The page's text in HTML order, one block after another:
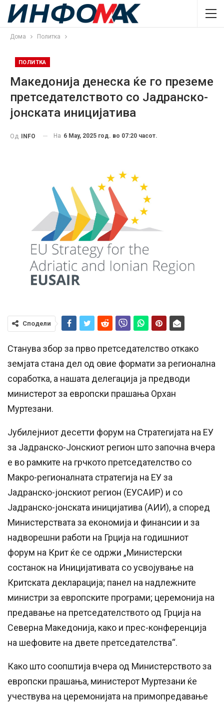
Дома Политка
ПОЛИТКА
Македонија денеска ќе го преземе
претседателството со Јадранско-
јонската иницијатива
Од INFO На 6 May, 2025 год. во 07:20 часот.
Сподели
Станува збор за прво претседателство откако
земјата стана дел од овие формати за регионална
соработка, а нашата делегација ја предводи
министерот за европски прашања Орхан
Муртезани.
Јубилејниот десетти форум на Стратегијата на ЕУ
за Јадранско-Јонскиот регион што започна вчера
е во рамките на грчкото претседателство со
Макро-регионалната стратегија на ЕУ за
Јадранско-јонскиот регион (ЕУСАИР) и со
Јадранско-јонската иницијатива (АИИ), а според
Министерствата за економија и финансии и за
надворешни работи на Грција на годишниот
форум на Крит ќе се одржи „Министерски
состанок на Иницијативата со усвојување на
Критската декларација; панел на надлежните
министри за европските програми; церемонија на
предавање на претседателството од Грција на
Северна Македонија, како и прес-конференција
на шефовите на двете претседателства“.
Како што соопштија вчера од Министерството за
европски прашања, министерот Муртезани ќе
учествува на церемонијата на примопредавање